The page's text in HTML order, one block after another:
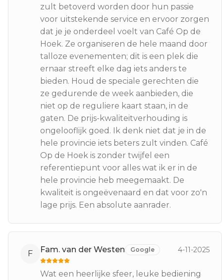
zult betoverd worden door hun passie
voor uitstekende service en ervoor zorgen
dat je je onderdeel voelt van Café Op de
Hoek. Ze organiseren de hele maand door
talloze evenementen; dit is een plek die
ernaar streeft elke dag iets anders te
bieden. Houd de speciale gerechten die
ze gedurende de week aanbieden, die
niet op de reguliere kaart staan, in de
gaten. De prijs-kwaliteitverhouding is
ongelooflijk goed. Ik denk niet dat je in de
hele provincie iets beters zult vinden. Café
Op de Hoek is zonder twijfel een
referentiepunt voor alles wat ik er in de
hele provincie heb meegemaakt. De
kwaliteit is ongeëvenaard en dat voor zo'n
lage prijs. Een absolute aanrader.
F Fam. van der Westen Google 4-11-2025
Wat een heerlijke sfeer, leuke bediening